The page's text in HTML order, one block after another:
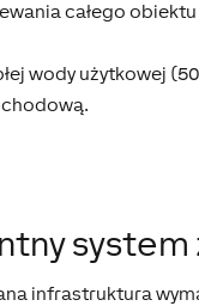
całego obiektu
wody użytkowej
system
infrastruktura